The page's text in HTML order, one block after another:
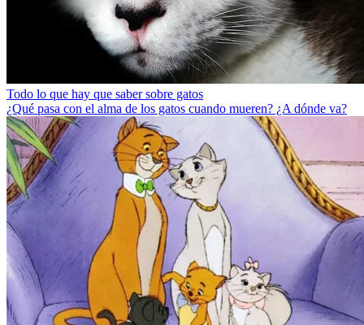
Todo lo que hay que saber sobre gatos
¿Qué pasa con el alma de los gatos cuando mueren? ¿A dónde va?